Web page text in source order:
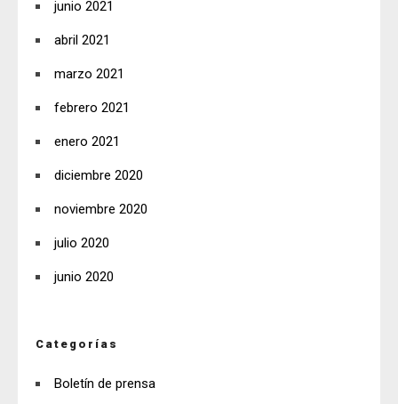
junio 2021
abril 2021
marzo 2021
febrero 2021
enero 2021
diciembre 2020
noviembre 2020
julio 2020
junio 2020
Categorías
Boletín de prensa